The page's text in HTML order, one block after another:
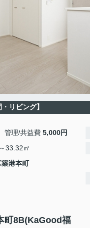
・リビング】
管理/共益費 5,000円
33.32㎡
築港本町
町8B(KaGood福